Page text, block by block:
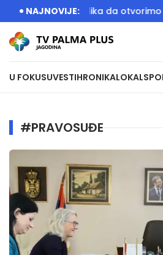
NAJNOVIJE:
je bila prilika da otvorimo
U FOKUSUVESTIHRONIKALOKAL
#PRAVOSUĐE